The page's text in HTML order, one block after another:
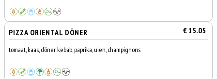
PIZZA ORIENTAL DÖNER € 15.05
tomaat, kaas, döner kebab, paprika, uien, champignons